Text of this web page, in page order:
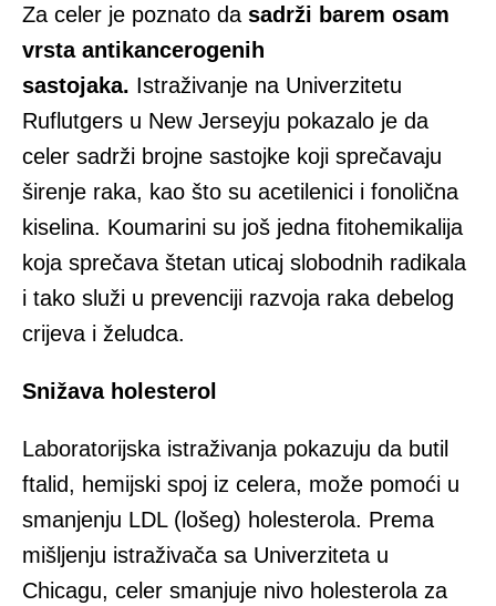
Za celer je poznato da sadrži barem osam
vrsta antikancerogenih
sastojaka. Istraživanje na Univerzitetu
Ruflutgers u New Jerseyju pokazalo je da
celer sadrži brojne sastojke koji sprečavaju
širenje raka, kao što su acetilenici i fonolična
kiselina. Koumarini su još jedna fitohemikalija
koja sprečava štetan uticaj slobodnih radikala
i tako služi u prevenciji razvoja raka debelog
crijeva i želudca.
Snižava holesterol
Laboratorijska istraživanja pokazuju da butil
ftalid, hemijski spoj iz celera, može pomoći u
smanjenju LDL (lošeg) holesterola. Prema
mišljenju istraživača sa Univerziteta u
Chicagu, celer smanjuje nivo holesterola za